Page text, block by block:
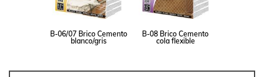
B-06/07 Brico Cemento
blanco/gris
B-08 Brico Cemento
cola flexible